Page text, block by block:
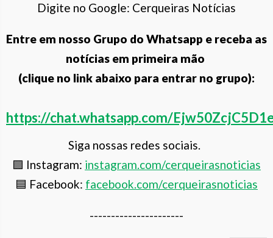
Digite no Google: Cerqueiras Notícias
Entre em nosso Grupo do Whatsapp e receba as
notícias em primeira mão
(clique no link abaixo para entrar no grupo):
https://chat.whatsapp.com/
Siga nossas redes sociais.
🟪 Instagram: instagram.com/cerqueirasnoticias
🟦 Facebook: facebook.com/cerqueirasnoticias
----------------------